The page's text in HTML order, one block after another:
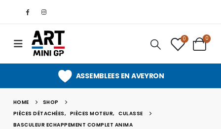
0 0
ASSEMBLEES EN AVEYRON
HOME
SHOP
PIÈCES DÉTACHÉES, PIÈCES MOTEUR,
CULASSE
BASCULEUR ECHAPPEMENT COMPLET ANIMA